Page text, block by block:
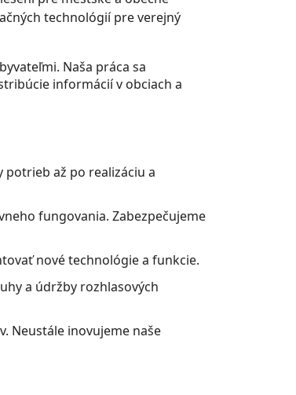
technológií pre verejný
Naša práca sa
informácií v obciach a
potrieb až po realizáciu a
fungovania. Zabezpečujeme
nové technológie a funkcie.
a údržby rozhlasových
Neustále inovujeme naše